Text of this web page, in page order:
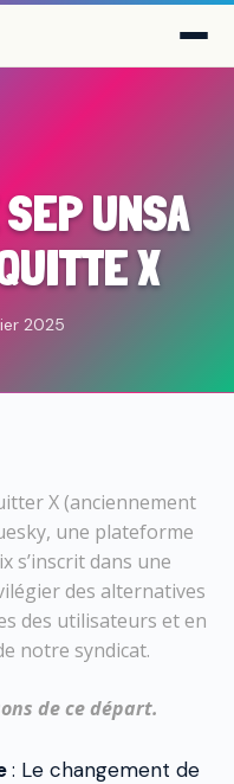
UNSA
X
2025
X (anciennement
une plateforme
s’inscrit dans une
des alternatives
des utilisateurs et en
notre syndicat.
de ce départ.
: Le changement de